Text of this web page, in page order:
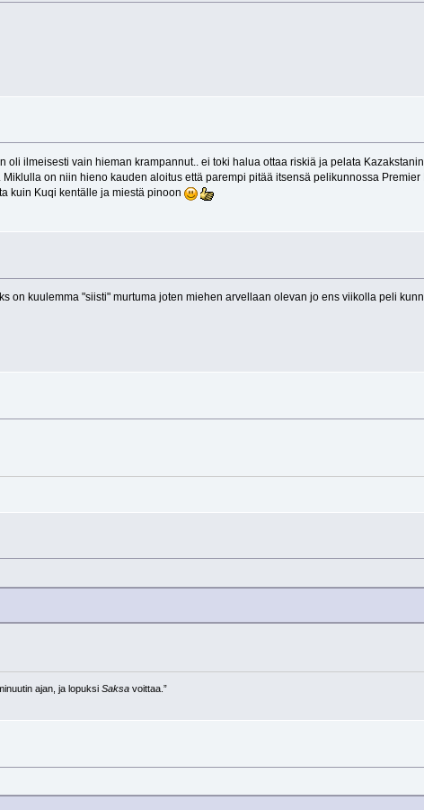
ilmeisesti vain hieman krampannut.. ei toki halua ottaa riskiä ja pelata
on niin hieno kauden aloitus että parempi pitää itsensä pelikunnossa
kuin Kuqi kentälle ja miestä pinoon
on kuulemma "siisti" murtuma joten miehen arvellaan olevan jo ens viikolla peli
ajan, ja lopuksi Saksavoittaa.”